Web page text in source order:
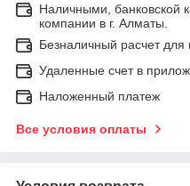
Наличными, банковской
компании в г. Алматы.
Безналичный расчет для
Удаленные счет в
Наложенный платеж
Все условия оплаты